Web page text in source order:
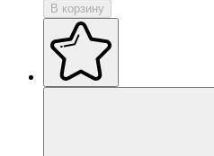
В корзину